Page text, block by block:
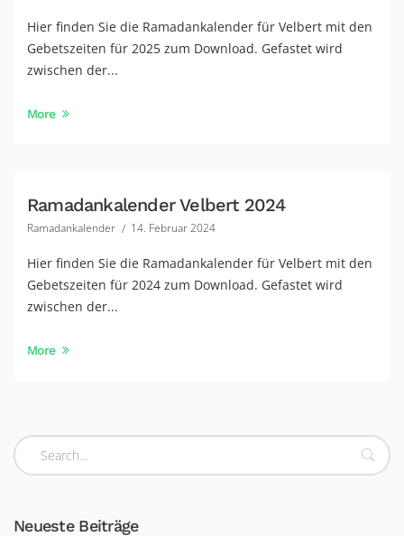
Hier finden Sie die Ramadankalender für Velbert mit den
Gebetszeiten für 2025 zum Download. Gefastet wird
zwischen der...
More
Ramadankalender Velbert 2024
Ramadankalender 14. Februar 2024
Hier finden Sie die Ramadankalender für Velbert mit den
Gebetszeiten für 2024 zum Download. Gefastet wird
zwischen der...
More
Neueste Beiträge